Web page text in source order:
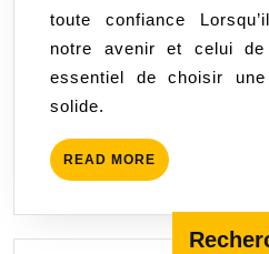
avenir
en
toute
avec
une
fiable
toute confiance
notre avenir et celui
essentiel de choisir
solide.
READ MORE READ
MORE